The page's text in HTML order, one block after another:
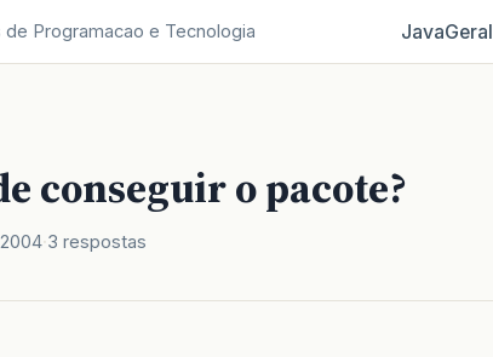
Programacao e Tecnologia JavaGeral
conseguir o pacote?
3 respostas